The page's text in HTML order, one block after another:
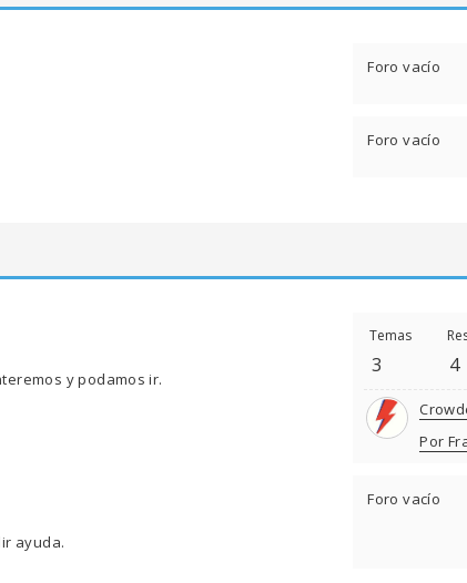
Foro vacío
Foro vacío
y podamos ir.
Temas
3 4
Por
ayuda.
Foro vacío